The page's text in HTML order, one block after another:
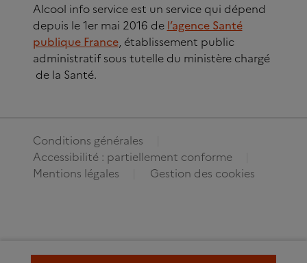
Alcool info service est un service qui dépend
depuis le 1er mai 2016 de l’agence Santé
publique France, établissement public
administratif sous tutelle du ministère chargé
de la Santé.
Conditions générales
Accessibilité : partiellement conforme
Mentions légales
Gestion des cookies